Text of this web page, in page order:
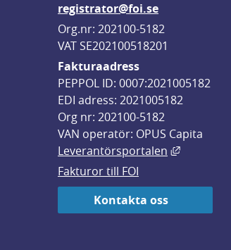
registrator@foi.se
Org.nr: 202100-5182
VAT SE202100518201
Fakturaadress
PEPPOL ID: 0007:2021005182
EDI adress: 2021005182
Org nr: 202100-5182
VAN operatör: OPUS Capita
Leverantörsportalen
Länk till
Fakturor till FOI
Kontakta oss